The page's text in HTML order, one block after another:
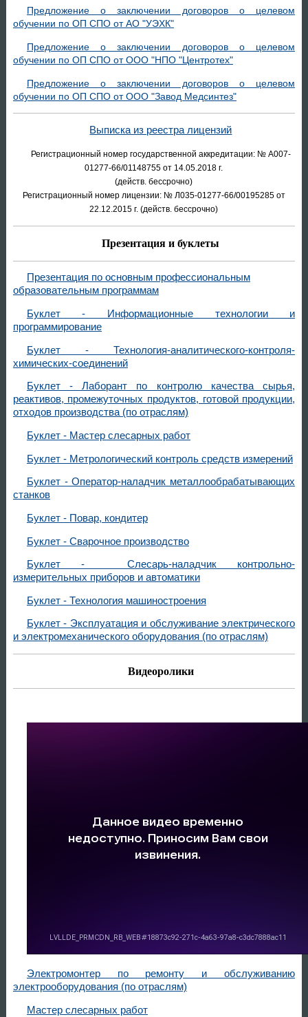
Предложение о заключении договоров о целевом
обучении по ОП СПО от АО "УЭХК"
Предложение о заключении договоров о целевом
обучении по ОП СПО от ООО "НПО "Центротех"
Предложение о заключении договоров о целевом
обучении по ОП СПО от ООО "Завод Медсинтез"
Выписка из реестра лицензий
Регистрационный номер государственной аккредитации: № А007-
01277-66/01148755 от 14.05.2018 г.
(действ. бессрочно)
Регистрационный номер лицензии: № Л035-01277-66/00195285 от
22.12.2015 г. (действ. бессрочно)
Презентация и буклеты
Презентация по основным профессиональным
образовательным программам
Буклет - Информационные технологии и
программирование
Буклет - Технология-аналитического-контроля-
химических-соединений
Буклет - Лаборант по контролю качества сырья,
реактивов, промежуточных продуктов, готовой продукции,
отходов производства (по отраслям)
Буклет - Мастер слесарных работ
Буклет - Метрологический контроль средств измерений
Буклет - Оператор-наладчик металлообрабатывающих
станков
Буклет - Повар, кондитер
Буклет - Сварочное производство
Буклет - Слесарь-наладчик контрольно-
измерительных приборов и автоматики
Буклет - Технология машиностроения
Буклет - Эксплуатация и обслуживание электрического
и электромеханического оборудования (по отраслям)
Видеоролики
Электромонтер по ремонту и обслуживанию
электрооборудования (по отраслям)
Мастер слесарных работ